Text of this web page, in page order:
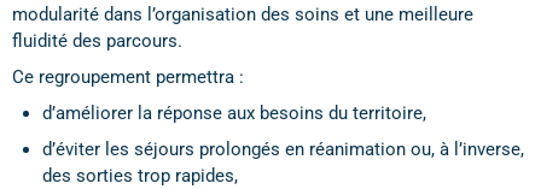
modularité dans l’organisation des soins et une meilleure
fluidité des parcours.
Ce regroupement permettra :
d’améliorer la réponse aux besoins du territoire,
d’éviter les séjours prolongés en réanimation ou, à l’inverse,
des sorties trop rapides,